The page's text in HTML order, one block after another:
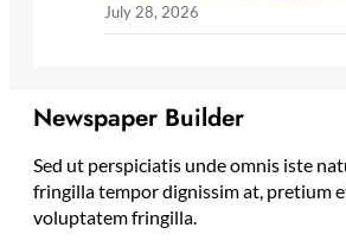
July 28, 2026
Newspaper Builder
Sed ut perspiciatis unde omnis iste
fringilla tempor dignissim at, pretium
voluptatem fringilla.